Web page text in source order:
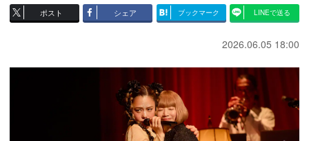
ポスト シェア ブックマーク LINEで送る
2026.06.05 18:00